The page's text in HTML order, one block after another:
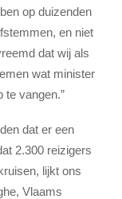
op duizenden
en niet
dat wij als
wat minister
te vangen.”
dat er een
2.300 reizigers
lijkt ons
Vlaams